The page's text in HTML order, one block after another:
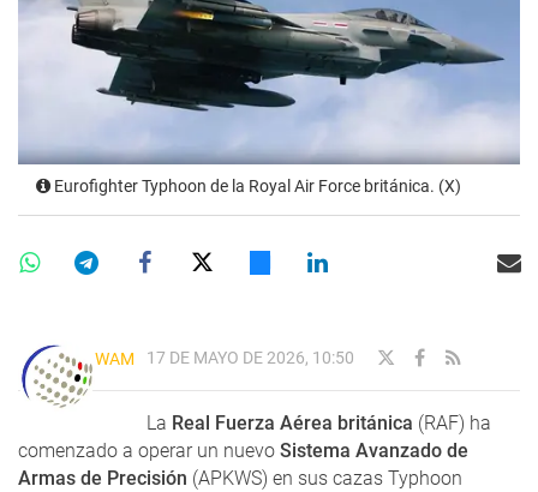
Eurofighter Typhoon de la Royal Air Force británica. (X)
WAM 17 DE MAYO DE 2026, 10:50
La Real Fuerza Aérea británica (RAF) ha
comenzado a operar un nuevo Sistema Avanzado de
Armas de Precisión (APKWS) en sus cazas Typhoon